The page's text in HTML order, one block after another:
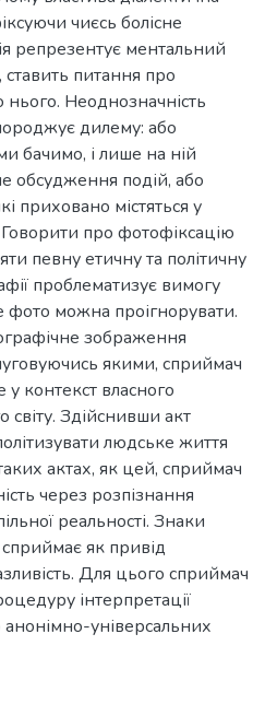
чиєсь болісне
репрезентує ментальний
ставить питання про
Неоднозначність
дилему: або
бачимо, і лише на ній
обсудження подій, або
приховано містяться у
про фотофіксацію
певну етичну та політичну
проблематизує вимогу
фото можна проігнорувати.
зображення
якими, сприймач
у контекст власного
світу. Здійснивши акт
людське життя
актах, як цей, сприймач
через розпізнання
реальності. Знаки
як привід
Для цього сприймач
інтерпретації
універсальних